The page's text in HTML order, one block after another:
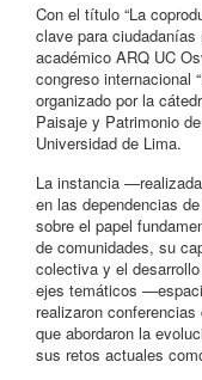
Con el título “La
clave para ciudadanías
académico ARQ UC
congreso internacional
organizado por la
Paisaje y Patrimonio
Universidad de Lima.
La instancia
en las dependencias
sobre el papel
de comunidades, su
colectiva y el
ejes temáticos
realizaron
que abordaron la
sus retos actuales